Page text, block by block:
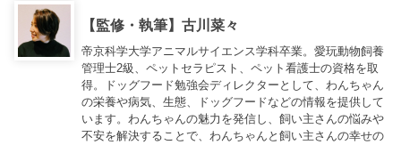
【監修・執筆】古川菜々
帝京科学大学アニマルサイエンス学科卒業。愛玩動物飼養
管理士2級、ペットセラピスト、ペット看護士の資格を取
得。ドッグフード勉強会ディレクターとして、わんちゃん
の栄養や病気、生態、ドッグフードなどの情報を提供して
います。わんちゃんの魅力を発信し、飼い主さんの悩みや
不安を解決することで、わんちゃんと飼い主さんの幸せの